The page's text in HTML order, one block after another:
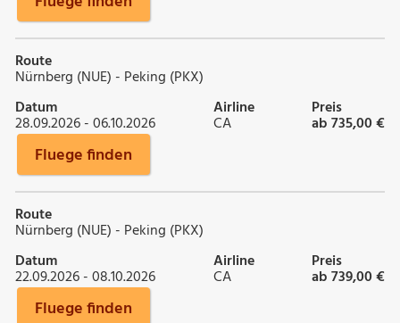
Route
Nürnberg (NUE) - Peking (PKX)
Datum
28.09.2026 - 06.10.2026
Airline
CA
Preis
ab 735,00 €
Fluege finden
Route
Nürnberg (NUE) - Peking (PKX)
Datum
22.09.2026 - 08.10.2026
Airline
CA
Preis
ab 739,00 €
Fluege finden